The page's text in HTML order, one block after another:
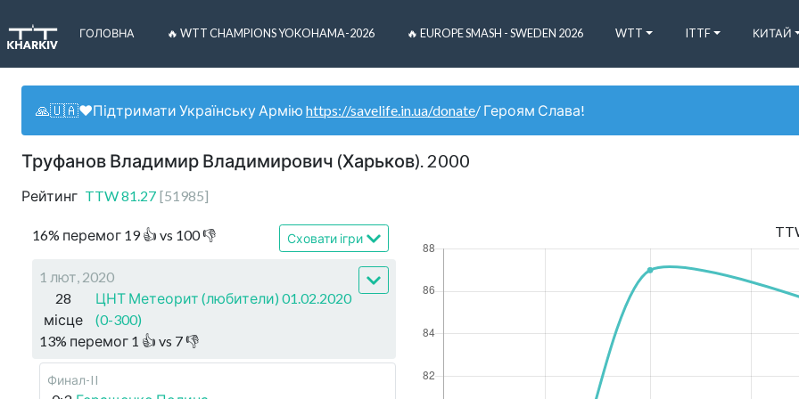
ГОЛОВНА 🔥 WTT CHAMPIONS YOKOHAMA-2026 🔥 EUROPE SMASH - SWEDEN 2026 WTT ITTF КИТАЙ
🙏🇺🇦❤️Підтримати Українську Армію https://savelife.in.ua/donate/ Героям Слава!
Труфанов Владимир Владимирович (Харьков). 2000
Рейтинг TTW81.27 [51985]
16% перемог 19👍 vs 100👎 Сховати ігри
1 лют, 2020
28
місце
ЦНТ Метеорит (любители) 01.02.2020
(0-300)
13% перемог 1 👍 vs 7👎
Финал-II